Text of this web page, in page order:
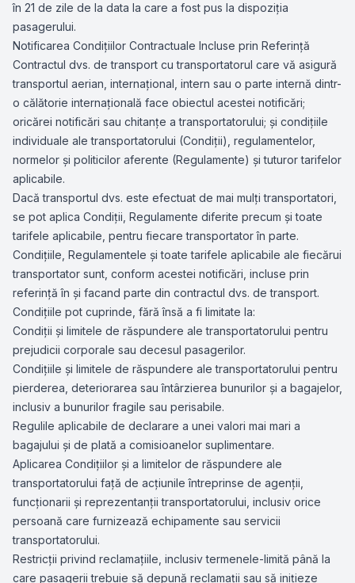
în 21 de zile de la data la care a fost pus la dispoziţia
pasagerului.
Notificarea Condiţiilor Contractuale Incluse prin Referinţă
Contractul dvs. de transport cu transportatorul care vă asigură
transportul aerian, internaţional, intern sau o parte internă dintr-
o călătorie internaţională face obiectul acestei notificări;
oricărei notificări sau chitanţe a transportatorului; şi condiţiile
individuale ale transportatorului (Condiţii), regulamentelor,
normelor şi politicilor aferente (Regulamente) şi tuturor tarifelor
aplicabile.
Dacă transportul dvs. este efectuat de mai mulţi transportatori,
se pot aplica Condiţii, Regulamente diferite precum şi toate
tarifele aplicabile, pentru fiecare transportator în parte.
Condiţiile, Regulamentele şi toate tarifele aplicabile ale fiecărui
transportator sunt, conform acestei notificări, incluse prin
referinţă în şi facand parte din contractul dvs. de transport.
Condiţiile pot cuprinde, fără însă a fi limitate la:
Condiţii şi limitele de răspundere ale transportatorului pentru
prejudicii corporale sau decesul pasagerilor.
Condiţiile şi limitele de răspundere ale transportatorului pentru
pierderea, deteriorarea sau întârzierea bunurilor şi a bagajelor,
inclusiv a bunurilor fragile sau perisabile.
Regulile aplicabile de declarare a unei valori mai mari a
bagajului şi de plată a comisioanelor suplimentare.
Aplicarea Condiţiilor şi a limitelor de răspundere ale
transportatorului faţă de acţiunile întreprinse de agenţii,
funcţionarii şi reprezentanţii transportatorului, inclusiv orice
persoană care furnizează echipamente sau servicii
transportatorului.
Restricţii privind reclamaţiile, inclusiv termenele-limită până la
care pasagerii trebuie să depună reclamaţii sau să iniţieze